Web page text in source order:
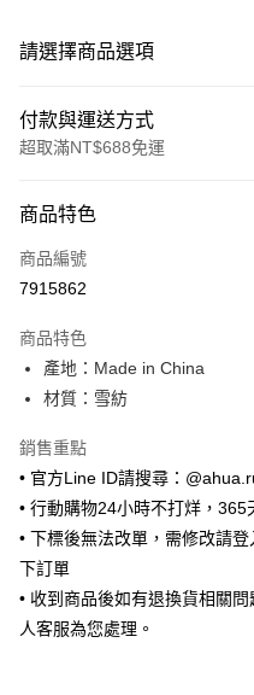
請選擇商品選項
付款與運送方式
超取滿NT$688免運
信用卡一次付款
超商取貨付款
Apple Pay
街口支付
悠遊付
ATM付款
全家取貨付款
每筆NT$65，滿NT$688(含以上
商品特色
商品編號
7915862
商品特色
產地：Made in China
材質：雪紡
銷售重點
• 官方Line ID請搜尋：
• 行動購物24小時不打烊，365
• 下標後無法改單，需修改請
下訂單
• 收到商品後如有退換貨相關
人客服為您處理。